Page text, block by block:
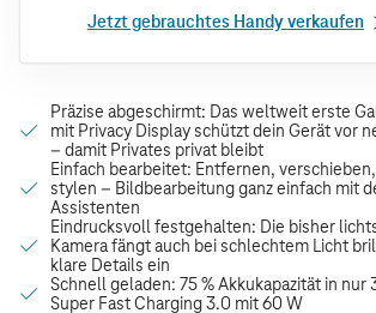
Jetzt gebrauchtes Handy verkaufen